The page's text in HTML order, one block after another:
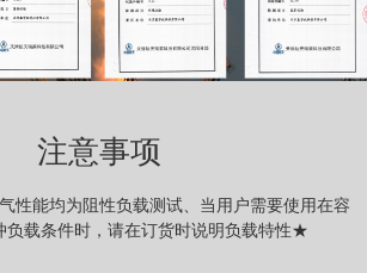
注意事项
性能均为阻性负载测试、当用户需要使用在容
负载条件时，请在订货时说明负载特性★